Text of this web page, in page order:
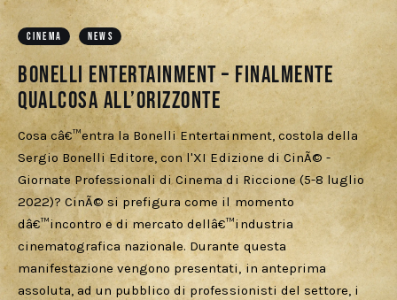
Cercatori
Download
CINEMA NEWS
Bonelli Entertainment – Finalmente
qualcosa all’orizzonte
Cosa câ€™entra la Bonelli Entertainment, costola della
Sergio Bonelli Editore, con l'XI Edizione di CinÃ© -
Giornate Professionali di Cinema di Riccione (5-8 luglio
2022)? CinÃ© si prefigura come il momento
dâ€™incontro e di mercato dellâ€™industria
cinematografica nazionale. Durante questa
manifestazione vengono presentati, in anteprima
assoluta, ad un pubblico di professionisti del settore, i